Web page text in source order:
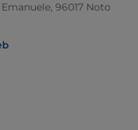
96017 Noto